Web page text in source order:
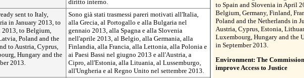
diritto interno.
sent to Italy,
in January 2013, to
2013, to Belgium,
Poland and the
to Austria, Cyprus,
Hungary and the
2013.
Sono già stati trasmessi pareri motivati all'Italia,
alla Grecia, al Portogallo e alla Bulgaria nel
gennaio 2013, alla Spagna e alla Slovenia
nell'aprile 2013, al Belgio, alla Germania, alla
Finlandia, alla Francia, alla Lettonia, alla Polonia e
ai Paesi Bassi nel giugno 2013 e all'Austria, a
Cipro, all'Estonia, alla Lituania, al Lussemburgo,
all'Ungheria e al Regno Unito nel settembre 2013.
to Spain and Slovenia in April
Belgium, Germany, Finland,
Poland and the Netherlands in
Austria, Cyprus, Estonia,
Luxembourg, Hungary and the
in September 2013.
Environment: The
improve Access to Justice